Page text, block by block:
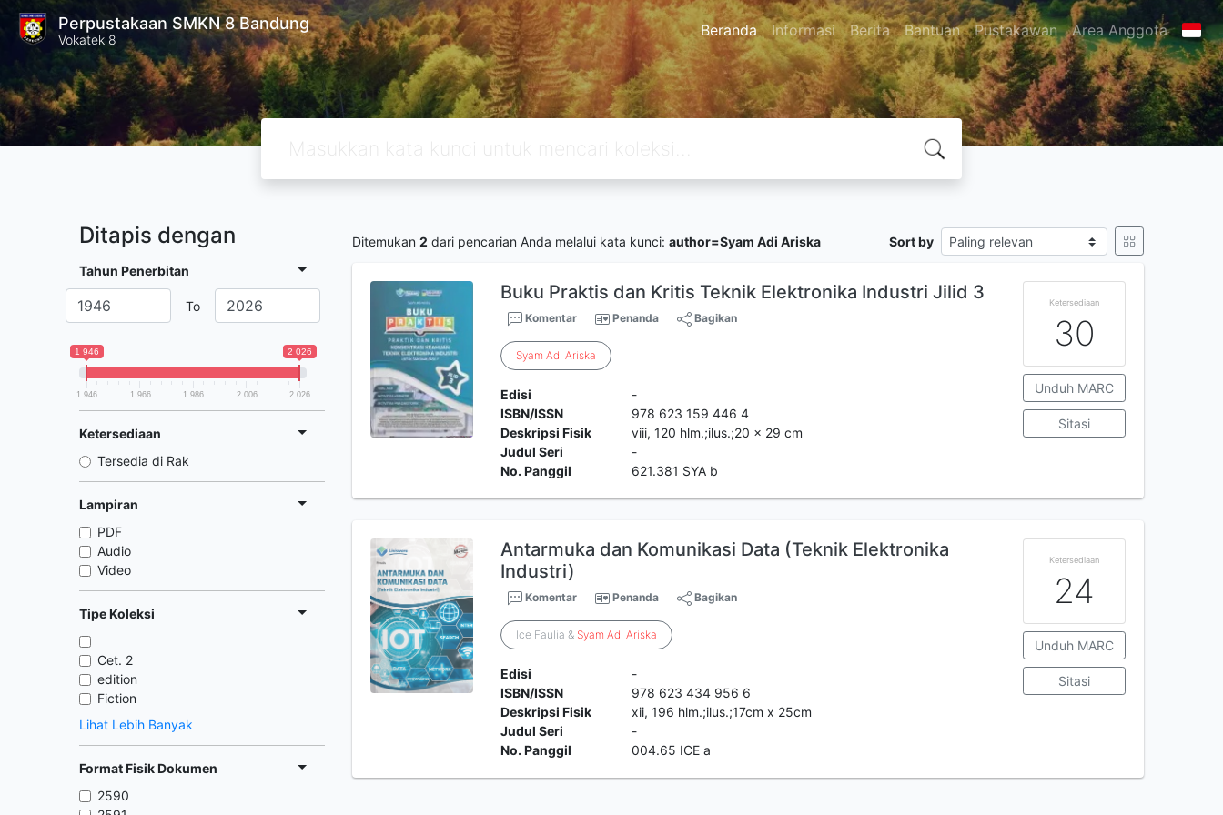
Perpustakaan SMKN 8 Bandung
Vokatek 8 Beranda Informasi Berita Bantuan Pustakawan Area Anggota
Ditapis dengan
Tahun Penerbitan
To
1 946 2 026
1 946 1 966 1 986 2 006 2 026
Ketersediaan
Tersedia di Rak
Lampiran
PDF
Audio
Video
Tipe Koleksi
Cet. 2
edition
Fiction
Lihat Lebih Banyak
Format Fisik Dokumen
2590
Ditemukan 2 dari pencarian Anda melalui kata kunci: author=Syam Adi Ariska Sort by
Buku Praktis dan Kritis Teknik Elektronika Industri Jilid 3
Komentar Penanda Bagikan
Syam Adi Ariska
Edisi
-
ISBN/ISSN
978 623 159 446 4
Deskripsi Fisik
viii, 120 hlm.;ilus.;20 x 29 cm
Judul Seri
-
No. Panggil
621.381 SYA b
Ketersediaan
30
Unduh MARC
Sitasi
Antarmuka dan Komunikasi Data (Teknik Elektronika
Industri)
Komentar Penanda Bagikan
Ice Faulia & Syam Adi Ariska
Edisi
-
ISBN/ISSN
978 623 434 956 6
Deskripsi Fisik
xii, 196 hlm.;ilus.;17cm x 25cm
Judul Seri
-
No. Panggil
004.65 ICE a
Ketersediaan
24
Unduh MARC
Sitasi